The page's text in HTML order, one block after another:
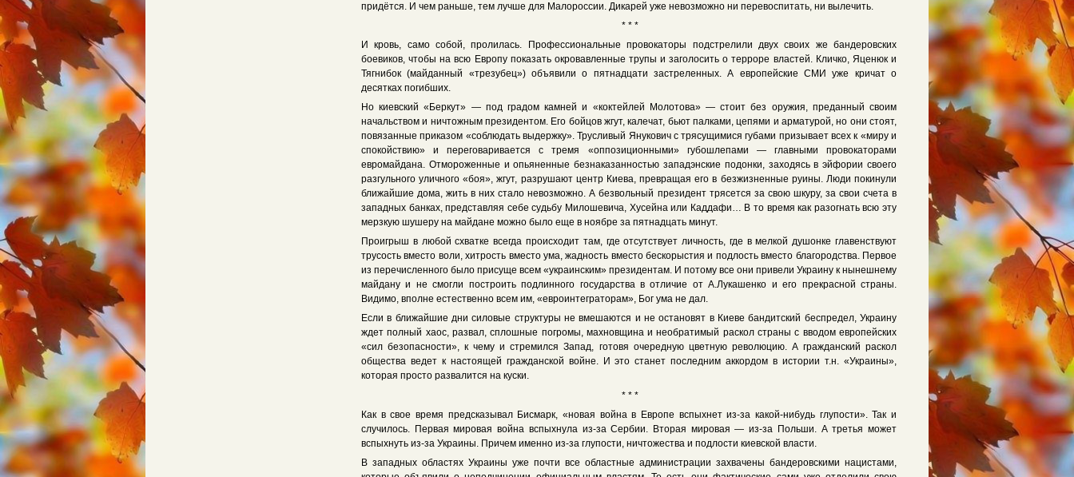
придётся. И чем раньше, тем лучше для Малороссии. Дикарей уже невозможно ни перевоспитать, ни вылечить.
* * *
И кровь, само собой, пролилась. Профессиональные провокаторы подстрелили двух своих же бандеровских
боевиков, чтобы на всю Европу показать окровавленные трупы и заголосить о терроре властей. Кличко, Яценюк и
Тягнибок (майданный «трезубец») объявили о пятнадцати застреленных. А европейские СМИ уже кричат о
десятках погибших.
Но киевский «Беркут» — под градом камней и «коктейлей Молотова» — стоит без оружия, преданный своим
начальством и ничтожным президентом. Его бойцов жгут, калечат, бьют палками, цепями и арматурой, но они стоят,
повязанные приказом «соблюдать выдержку». Трусливый Янукович с трясущимися губами призывает всех к «миру и
спокойствию» и переговаривается с тремя «оппозиционными» губошлепами — главными провокаторами
евромайдана. Отмороженные и опьяненные безнаказанностью западэнские подонки, заходясь в эйфории своего
разгульного уличного «боя», жгут, разрушают центр Киева, превращая его в безжизненные руины. Люди покинули
ближайшие дома, жить в них стало невозможно. А безвольный президент трясется за свою шкуру, за свои счета в
западных банках, представляя себе судьбу Милошевича, Хусейна или Каддафи… В то время как разогнать всю эту
мерзкую шушеру на майдане можно было еще в ноябре за пятнадцать минут.
Проигрыш в любой схватке всегда происходит там, где отсутствует личность, где в мелкой душонке главенствуют
трусость вместо воли, хитрость вместо ума, жадность вместо бескорыстия и подлость вместо благородства. Первое
из перечисленного было присуще всем «украинским» президентам. И потому все они привели Украину к нынешнему
майдану и не смогли построить подлинного государства в отличие от А.Лукашенко и его прекрасной страны.
Видимо, вполне естественно всем им, «евроинтеграторам», Бог ума не дал.
Если в ближайшие дни силовые структуры не вмешаются и не остановят в Киеве бандитский беспредел, Украину
ждет полный хаос, развал, сплошные погромы, махновщина и необратимый раскол страны с вводом европейских
«сил безопасности», к чему и стремился Запад, готовя очередную цветную революцию. А гражданский раскол
общества ведет к настоящей гражданской войне. И это станет последним аккордом в истории т.н. «Украины»,
которая просто развалится на куски.
* * *
Как в свое время предсказывал Бисмарк, «новая война в Европе вспыхнет из-за какой-нибудь глупости». Так и
случилось. Первая мировая война вспыхнула из-за Сербии. Вторая мировая — из-за Польши. А третья может
вспыхнуть из-за Украины. Причем именно из-за глупости, ничтожества и подлости киевской власти.
В западных областях Украины уже почти все областные администрации захвачены бандеровскими нацистами,